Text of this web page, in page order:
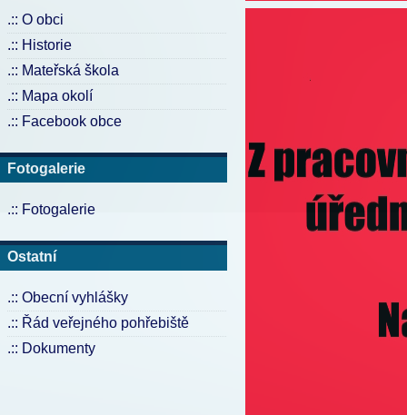
.:: O obci
.:: Historie
.:: Mateřská škola
.:: Mapa okolí
.:: Facebook obce
Fotogalerie
.:: Fotogalerie
Ostatní
.:: Obecní vyhlášky
.:: Řád veřejného pohřebiště
.:: Dokumenty